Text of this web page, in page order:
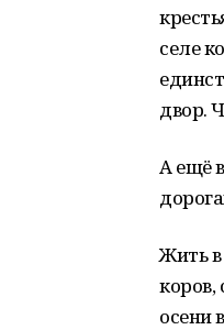
селе
двор.
А ещё
Жить
осени